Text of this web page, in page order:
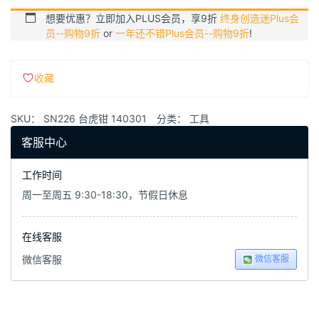
想要优惠？立即加入PLUS会员，享9折 终身创造迷Plus会
员--购物9折 or 一年还不错Plus会员--购物9折!
收藏
SKU： SN226 台虎钳 140301 分类： 工具
客服中心
工作时间
周一至周五 9:30-18:30，节假日休息
在线客服
微信客服
微信客服